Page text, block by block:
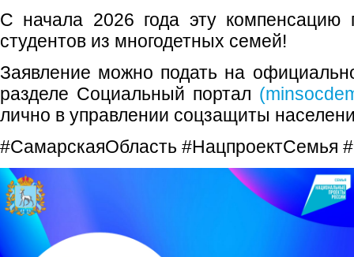
С начала 2026 года эту компенсацию
студентов из многодетных семей!
Заявление можно подать на
разделе Социальный портал
лично в управлении соцзащиты
#СамарскаяОбласть #НацпроектСемья